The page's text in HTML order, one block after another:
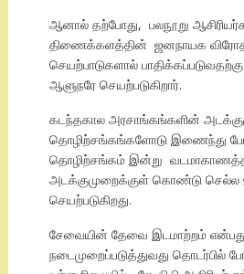
ஆனால் தற்போது, பலநூறு
திணைக்களத்தின் ஜனநாயக விரோத
செயற்பாடுகளால்
ஆளுநரே செயற்படுகிறார்.
கடந்தகால அரசாங்கங்களின்
தொழிற்சங்கங்களோடு இணைந்து
தொழிற்சங்கம் இன்று
அடக்குமுறைக்குள் கொண்டு செல்ல
செயற்படுகிறது.
சேவையின் தேவை இடமாற்றம்
நடைமுறைப்படுத்துவது தொடர்பில்